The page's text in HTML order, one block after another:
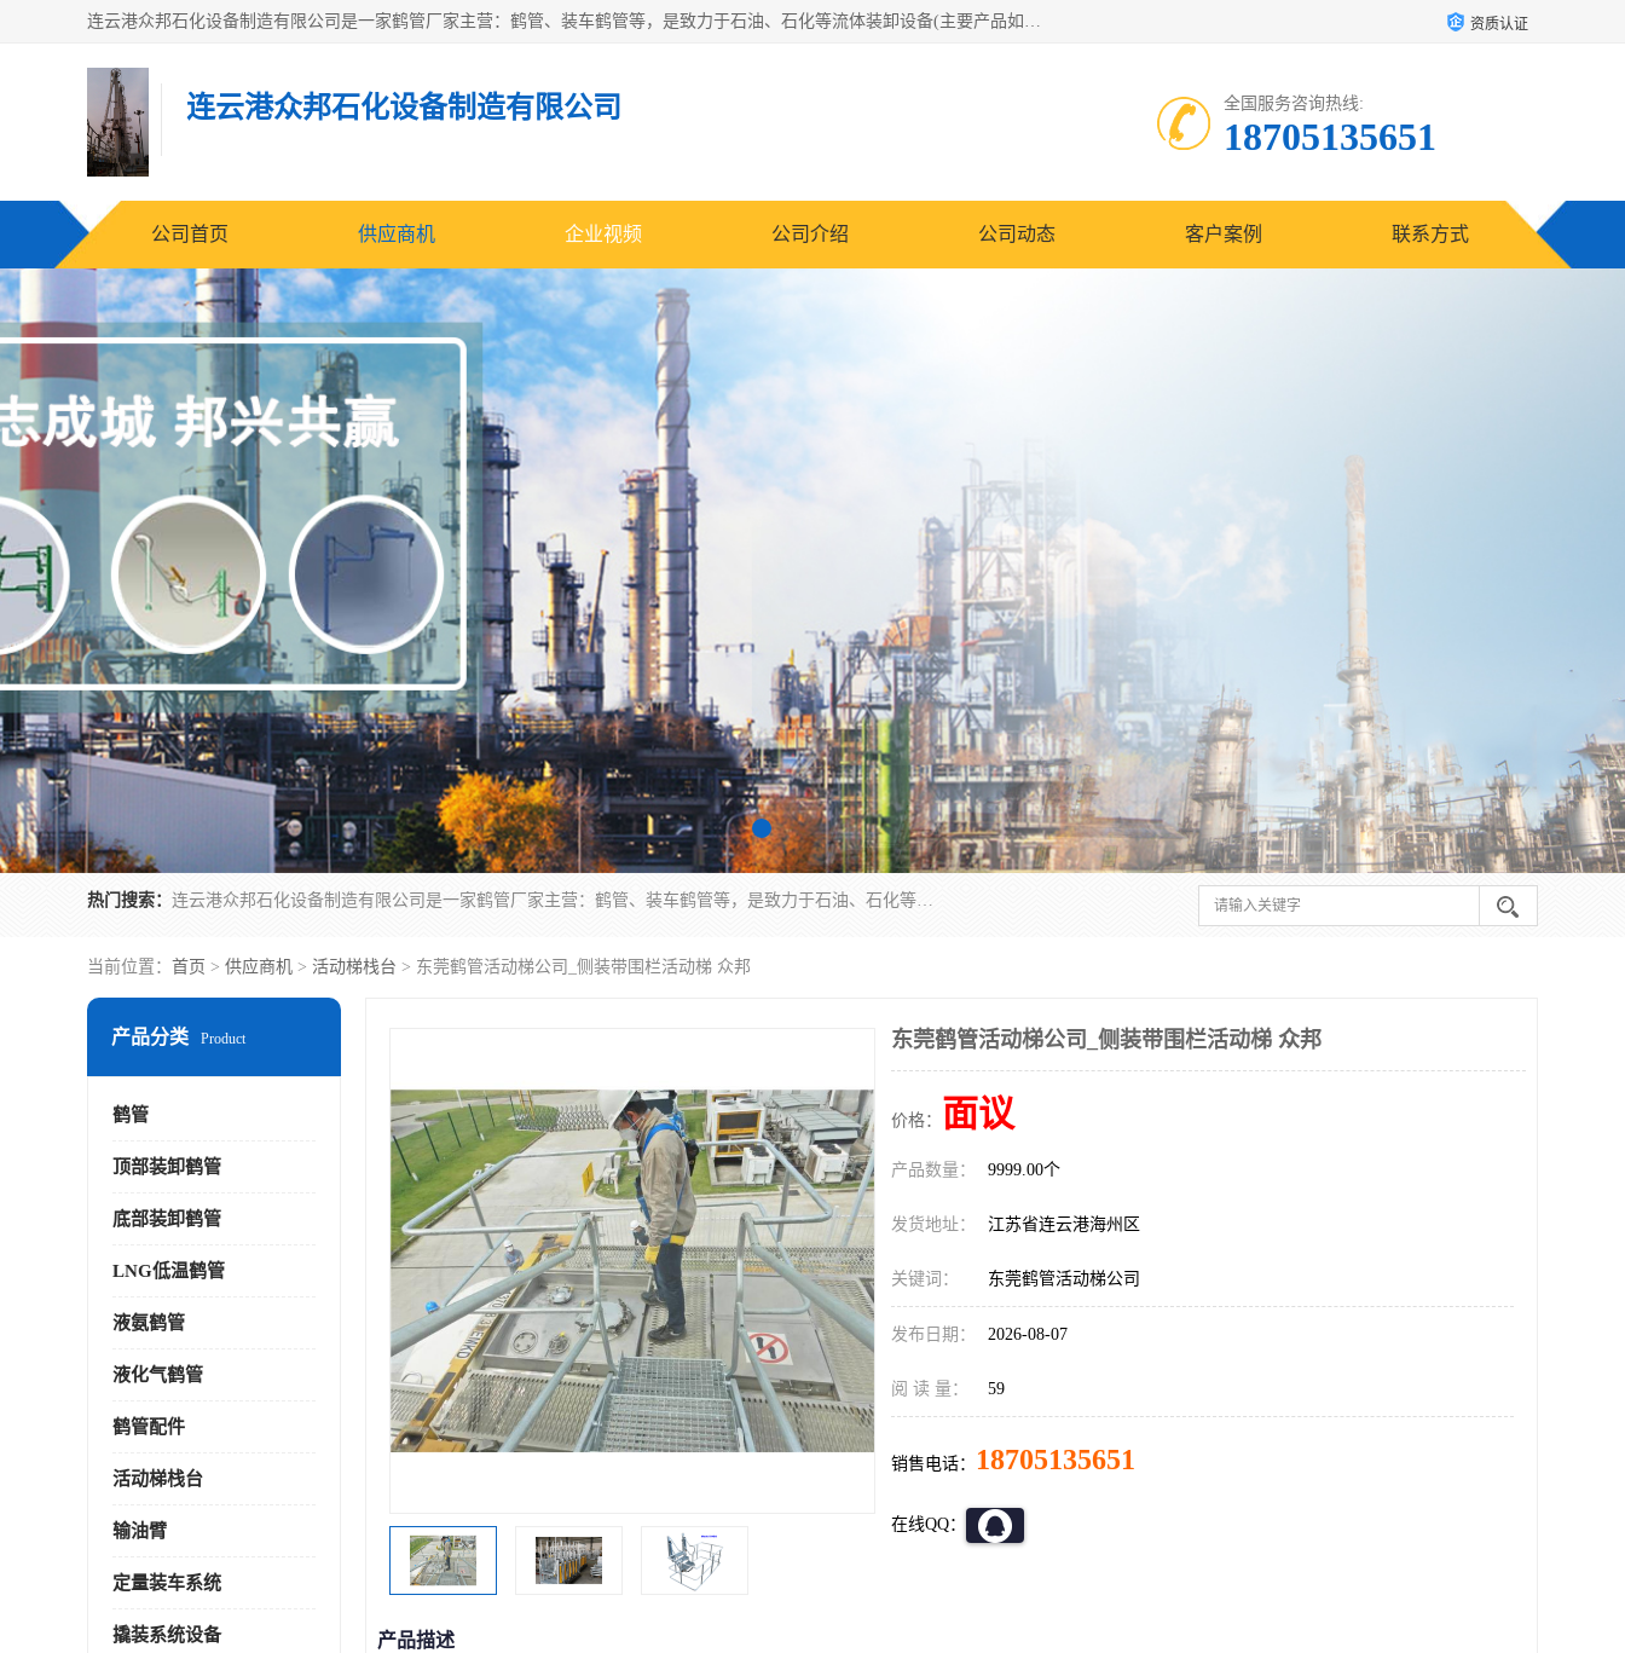
连云港众邦石化设备制造有限公司是一家鹤管厂家主营：鹤管、装车鹤管等，是致力于石油、石化等流体装卸设备(主要产品如鹤管、输油臂、脱缆钩等)的咨询、设计、制造、检测、安装指导、系统调试、维修维护等业务的公司。 资质认证
连云港众邦石化设备制造有限公司 全国服务咨询热线:
18705135651
公司首页 供应商机 企业视频 公司介绍 公司动态 客户案例 联系方式
热门搜索： 连云港众邦石化设备制造有限公司是一家鹤管厂家主营：鹤管、装车鹤管等，是致力于石油、石化等流体装卸设备(主要产品如鹤管、输油臂、脱缆钩等)的咨询、设计、制造、检测、安装指导、系统调试、维修维护等业务的公司。
当前位置： 首页 > 供应商机 > 活动梯栈台 > 东莞鹤管活动梯公司_侧装带围栏活动梯 众邦
产品分类 Product
鹤管
顶部装卸鹤管
底部装卸鹤管
LNG低温鹤管
液氨鹤管
液化气鹤管
鹤管配件
活动梯栈台
输油臂
定量装车系统
撬装系统设备
东莞鹤管活动梯公司_侧装带围栏活动梯 众邦
价格： 面议
产品数量： 9999.00个
发货地址： 江苏省连云港海州区
关键词： 东莞鹤管活动梯公司
发布日期： 2026-08-07
阅 读 量： 59
销售电话： 18705135651
在线QQ：
产品描述